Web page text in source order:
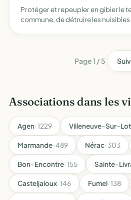
Protéger et repeupler en gibier le
commune, de détruire les
Page 1 / 5
Associations dans les
Agen· 1229 Villeneuve-Sur-Lot
Marmande· 489 Nérac· 303
Bon-Encontre· 155 Sainte-
Casteljaloux· 146 Fumel· 138